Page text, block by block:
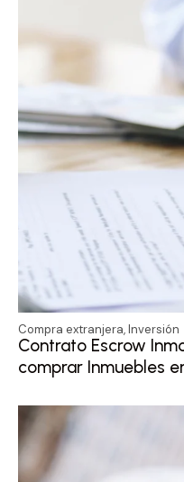
Compra extranjera,Inversión
Contrato Escrow
comprar Inmuebles